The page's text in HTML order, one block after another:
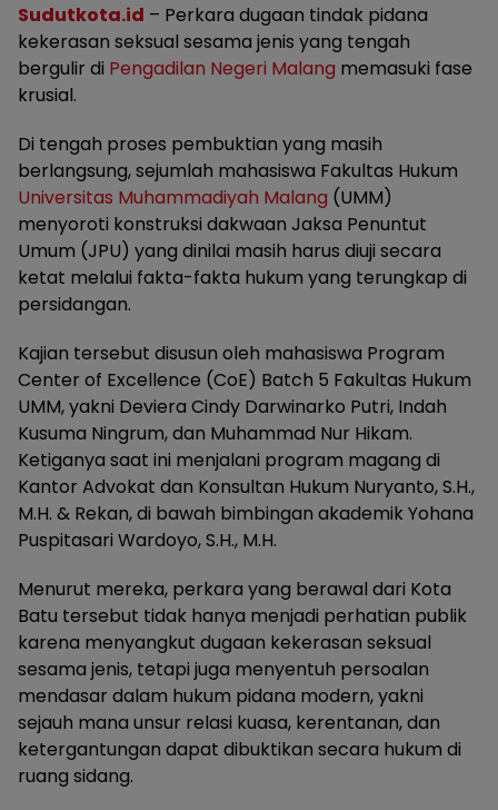
Sudutkota.id – Perkara dugaan tindak pidana
kekerasan seksual sesama jenis yang tengah
bergulir di Pengadilan Negeri Malang memasuki fase
krusial.
Di tengah proses pembuktian yang masih
berlangsung, sejumlah mahasiswa Fakultas Hukum
Universitas Muhammadiyah Malang (UMM)
menyoroti konstruksi dakwaan Jaksa Penuntut
Umum (JPU) yang dinilai masih harus diuji secara
ketat melalui fakta-fakta hukum yang terungkap di
persidangan.
Kajian tersebut disusun oleh mahasiswa Program
Center of Excellence (CoE) Batch 5 Fakultas Hukum
UMM, yakni Deviera Cindy Darwinarko Putri, Indah
Kusuma Ningrum, dan Muhammad Nur Hikam.
Ketiganya saat ini menjalani program magang di
Kantor Advokat dan Konsultan Hukum Nuryanto, S.H.,
M.H. & Rekan, di bawah bimbingan akademik Yohana
Puspitasari Wardoyo, S.H., M.H.
Menurut mereka, perkara yang berawal dari Kota
Batu tersebut tidak hanya menjadi perhatian publik
karena menyangkut dugaan kekerasan seksual
sesama jenis, tetapi juga menyentuh persoalan
mendasar dalam hukum pidana modern, yakni
sejauh mana unsur relasi kuasa, kerentanan, dan
ketergantungan dapat dibuktikan secara hukum di
ruang sidang.